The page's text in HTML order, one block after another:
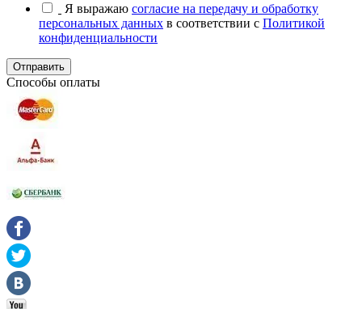
Я выражаю согласие на передачу и обработку
персональных данных в соответствии с Политикой
конфиденциальности
Отправить
Способы оплаты